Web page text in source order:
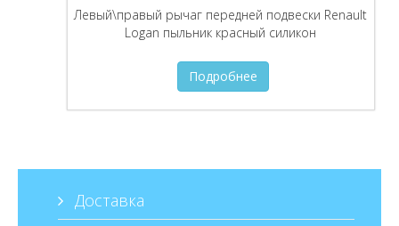
Левый\правый рычаг передней подвески Renault
Logan пыльник красный силикон
Подробнее
Доставка